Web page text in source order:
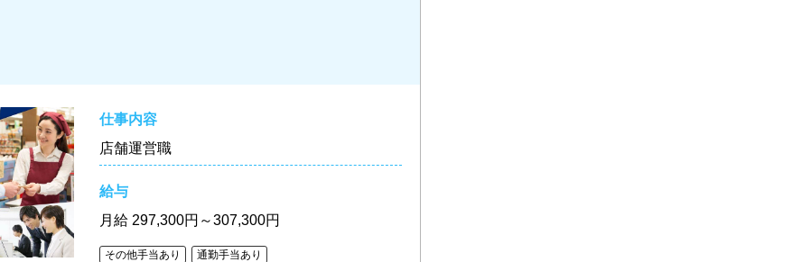
仕事内容
店舗運営職
給与
月給 297,300円～307,300円
その他手当あり 通勤手当あり